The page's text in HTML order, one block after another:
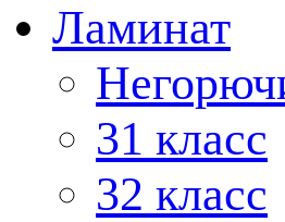
Ламинат
31 класс
32 класс